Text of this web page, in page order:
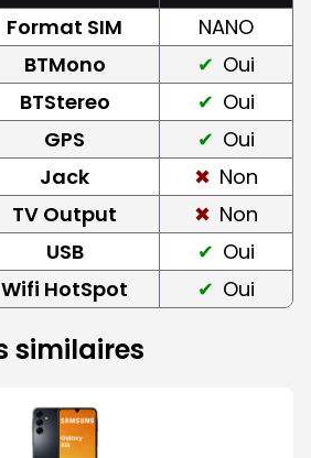
Format SIM
NANO
BTMono
Oui
BTStereo
Oui
GPS
Oui
Jack
Non
TV Output
Non
USB
Oui
Wifi HotSpot Oui
similaires